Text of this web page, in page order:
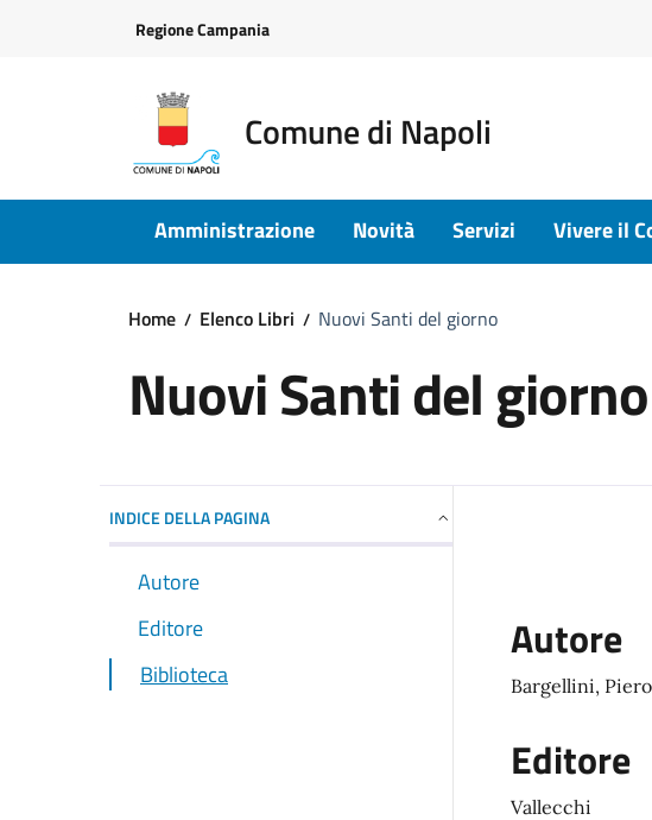
Regione Campania
Comune di Napoli
Amministrazione Novità Servizi Vivere il
Home Elenco Libri Nuovi Santi del giorno
Nuovi Santi del giorno
INDICE DELLA PAGINA
Autore
Editore
Biblioteca
Autore
Bargellini, Piero
Editore
Vallecchi